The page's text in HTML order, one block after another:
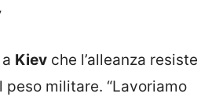
Kiev che l’alleanza resiste
militare. “Lavoriamo